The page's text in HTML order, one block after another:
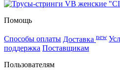
Помощь
Способы оплаты Доставка new
поддержка Поставщикам
Пользователям